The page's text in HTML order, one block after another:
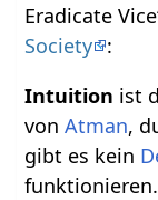
Eradicate
Society :
Intuition ist
vonAtman,
gibt es kein